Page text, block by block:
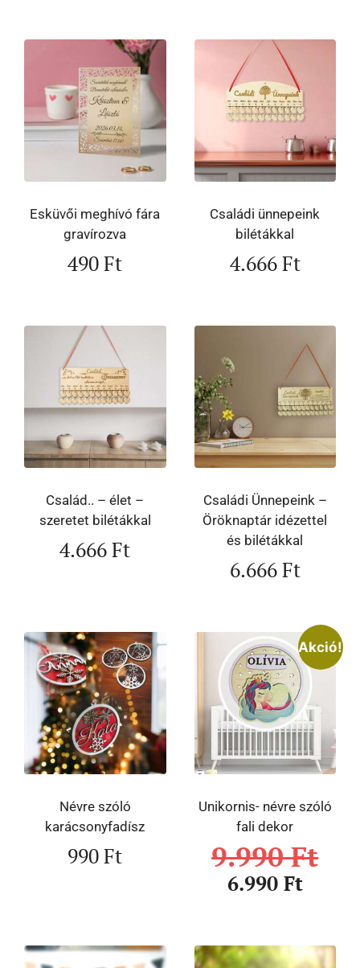
Esküvői meghívó fára
gravírozva
490Ft
Családi ünnepeink
bilétákkal
4.666Ft
Család.. – élet –
szeretet bilétákkal
4.666Ft
Családi Ünnepeink –
Öröknaptár idézettel
és bilétákkal
6.666Ft
Névre szóló
karácsonyfadísz
990Ft
Akció!
Unikornis- névre szóló
fali dekor
9.990Ft
6.990 Ft